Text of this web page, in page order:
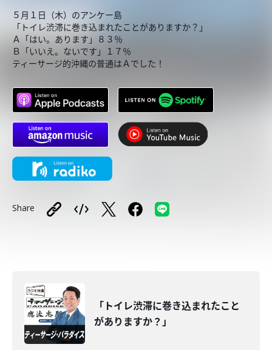
５月１日（木）のアンケー島
「トイレ渋滞に巻き込まれたことがありますか？」
Ａ「はい。あります」８３％
Ｂ「いいえ。ないです」１７％
ティーサージ的沖縄の普通はＡでした！
Share
「トイレ渋滞に巻き込まれたこと
がありますか？」